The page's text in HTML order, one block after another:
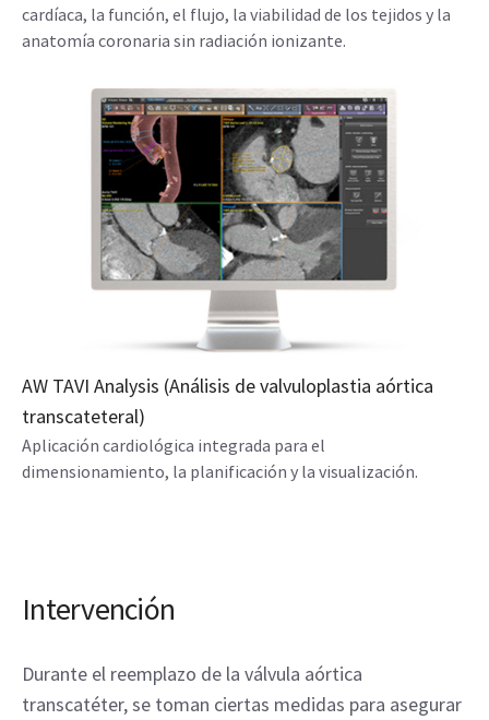
cardíaca, la función, el flujo, la viabilidad de los tejidos y la
anatomía coronaria sin radiación ionizante.
AW TAVI Analysis (Análisis de valvuloplastia aórtica
transcateteral)
Aplicación cardiológica integrada para el
dimensionamiento, la planificación y la visualización.
Intervención
Durante el reemplazo de la válvula aórtica
transcatéter, se toman ciertas medidas para asegurar